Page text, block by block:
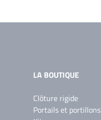
LA BOUTIQUE
Clôture rigide
Portails et portillons